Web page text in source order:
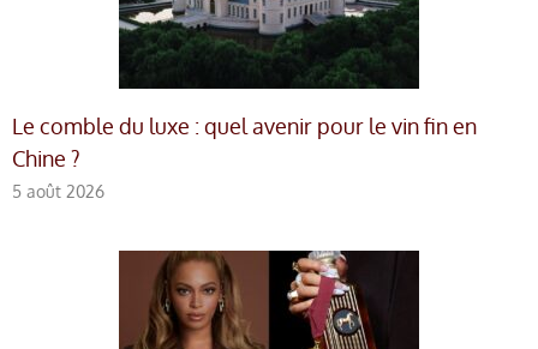
Le comble du luxe : quel avenir pour le vin fin en
Chine ?
5 août 2026